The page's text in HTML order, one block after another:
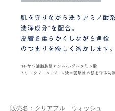
販売名：クリアフル ウォッシュ